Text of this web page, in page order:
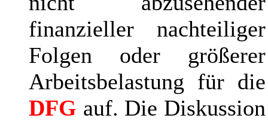
finanzieller nachteiliger
Folgen oder größerer
Arbeitsbelastung für die
DFG auf. Die Diskussion